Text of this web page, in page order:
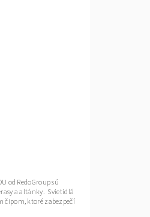
od RedoGroup sú
a altánky. Svietidlá
čipom, ktoré zabezpečí